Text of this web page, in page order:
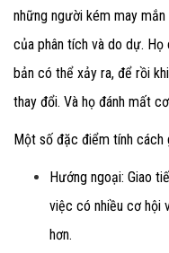
những người kém may
của phân tích và do dự.
bản có thể xảy ra, để rồi
thay đổi. Và họ đánh mất
Một số đặc điểm tính cách
Hướng ngoại: Giao
việc có nhiều cơ hội
hơn.